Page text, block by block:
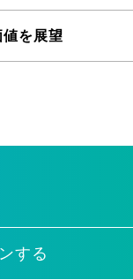
を展望
する